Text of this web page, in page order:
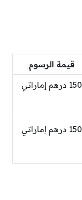
قيمة الرسوم
150 درهم إماراتي
150 درهم إماراتي